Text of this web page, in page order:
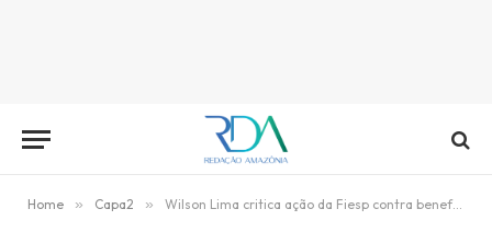
Home » Capa2 » Wilson Lima critica ação da Fiesp contra benefícios da Zona Franca e reafirma defesa do modelo econômico